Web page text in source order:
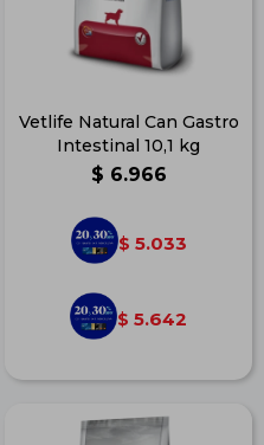
Vetlife Natural Can Gastro
Intestinal 10,1 kg
$ 6.966
$ 5.033
$ 5.642